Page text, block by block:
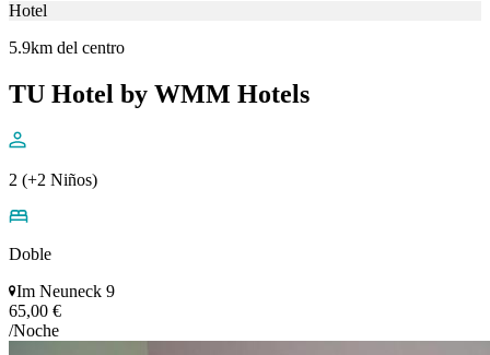
Hotel
5.9km del centro
TU Hotel by WMM Hotels
2 (+2 Niños)
Doble
Im Neuneck 9
65,00 €
/Noche